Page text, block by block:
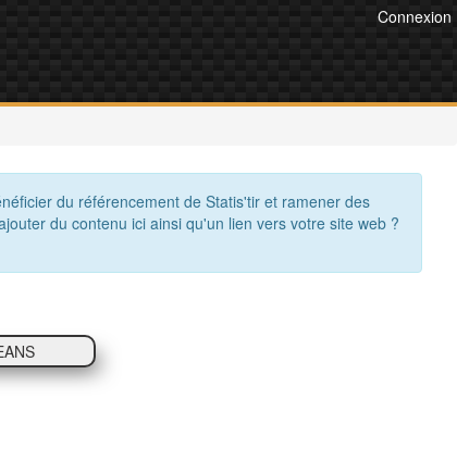
Connexion
du référencement de Statis'tir et ramener des
du contenu ici ainsi qu'un lien vers votre site web ?